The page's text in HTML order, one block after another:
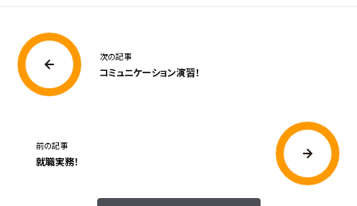
次の記事
コミュニケーション演習！
前の記事
就職実務！